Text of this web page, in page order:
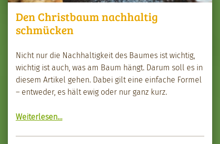
Den Christbaum nachhaltig
schmücken
Nicht nur die Nach­haltigkeit des Baumes ist wichtig,
wichtig ist auch, was am Baum hängt. Darum soll es in
diesem Artikel gehen. Dabei gilt eine ein­fache Formel
– entwed­er, es hält ewig oder nur ganz kurz.
Weit­er­lesen“Den Christ­baum nach­haltig schmück­en”
…